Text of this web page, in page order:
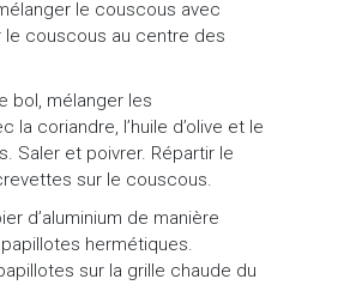
le couscous avec
le couscous au centre des
bol, mélanger les
la coriandre, l’huile d’olive et le
Saler et poivrer. Répartir le
sur le couscous.
d’aluminium de manière
hermétiques.
sur la grille chaude du